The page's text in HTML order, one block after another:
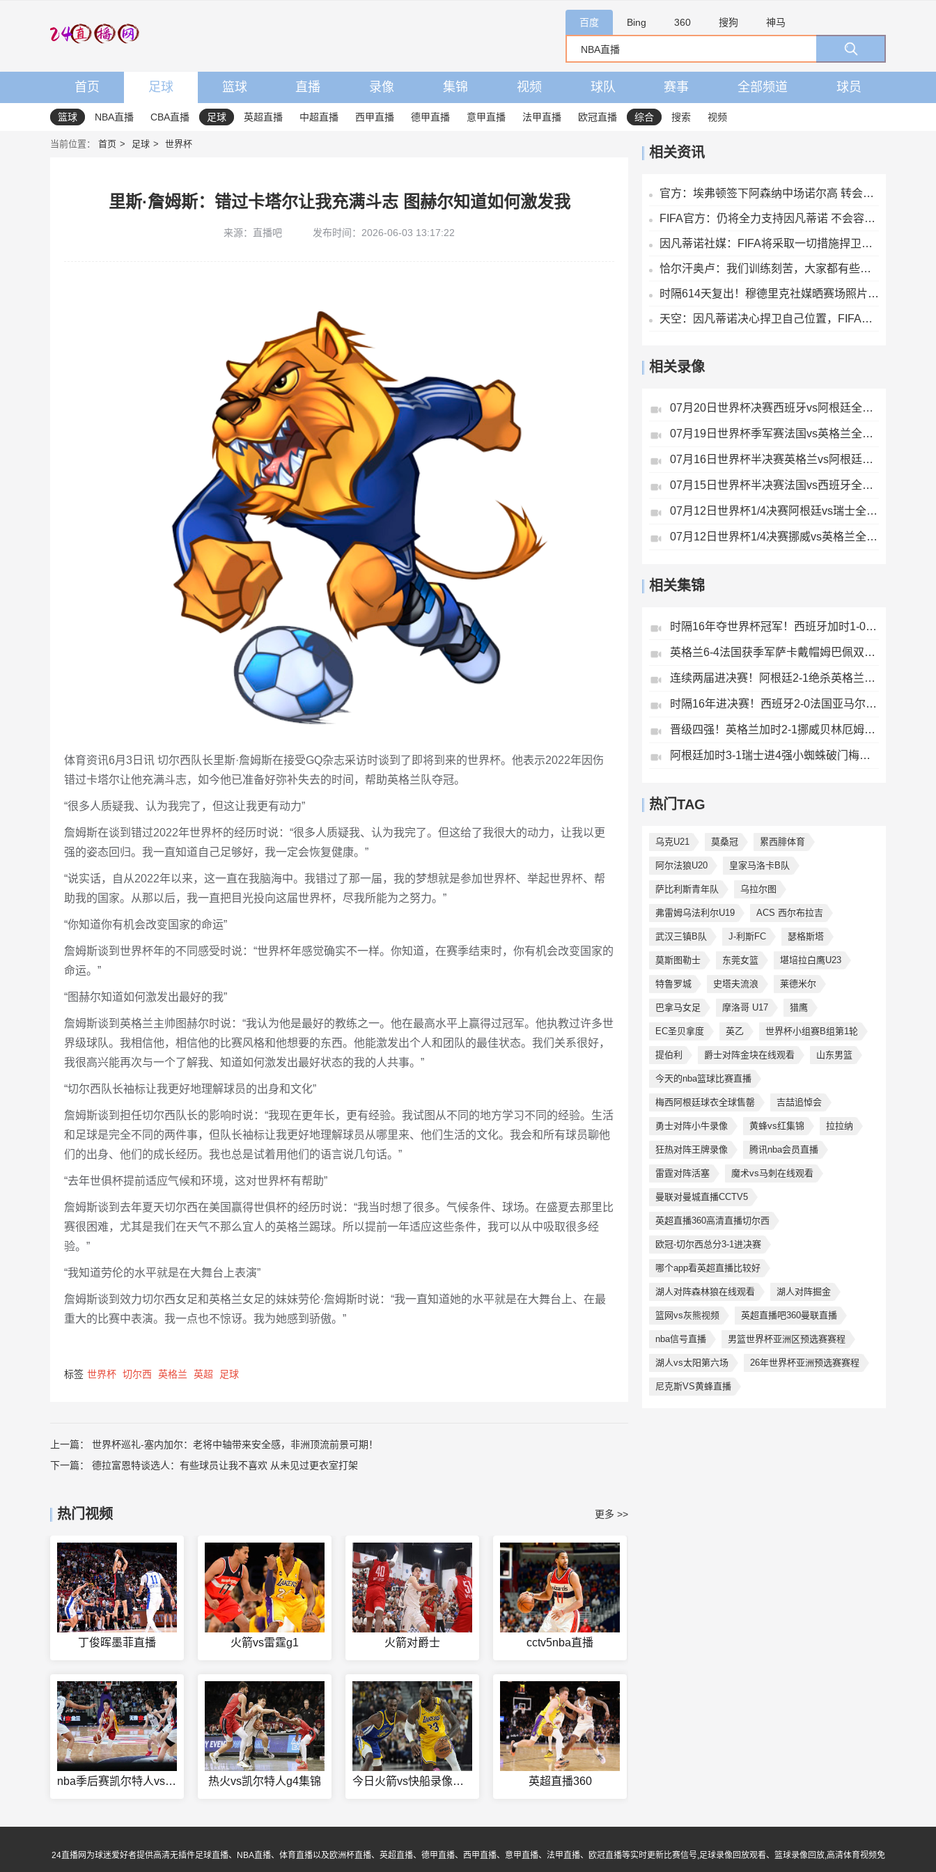
百度 Bing 360 搜狗 神马
首页 足球 篮球 直播 录像 集锦 视频 球队 赛事 全部频道 球员
篮球 NBA直播 CBA直播 足球 英超直播 中超直播 西甲直播 德甲直播 意甲直播 法甲直播 欧冠直播 综合 搜索 视频
当前位置： 首页 足球 世界杯
里斯·詹姆斯：错过卡塔尔让我充满斗志 图赫尔知道如何激发我
来源：直播吧 发布时间：2026-06-03 13:17:22
体育资讯6月3日讯 切尔西队长里斯·詹姆斯在接受GQ杂志采访时谈到了即将到来的世界杯。他表示2022年因伤
错过卡塔尔让他充满斗志，如今他已准备好弥补失去的时间，帮助英格兰队夺冠。
“很多人质疑我、认为我完了，但这让我更有动力”
詹姆斯在谈到错过2022年世界杯的经历时说：“很多人质疑我、认为我完了。但这给了我很大的动力，让我以更
强的姿态回归。我一直知道自己足够好，我一定会恢复健康。”
“说实话，自从2022年以来，这一直在我脑海中。我错过了那一届，我的梦想就是参加世界杯、举起世界杯、帮
助我的国家。从那以后，我一直把目光投向这届世界杯，尽我所能为之努力。”
“你知道你有机会改变国家的命运”
詹姆斯谈到世界杯年的不同感受时说：“世界杯年感觉确实不一样。你知道，在赛季结束时，你有机会改变国家的
命运。”
“图赫尔知道如何激发出最好的我”
詹姆斯谈到英格兰主帅图赫尔时说：“我认为他是最好的教练之一。他在最高水平上赢得过冠军。他执教过许多世
界级球队。我相信他，相信他的比赛风格和他想要的东西。他能激发出个人和团队的最佳状态。我们关系很好，
我很高兴能再次与一个了解我、知道如何激发出最好状态的我的人共事。”
“切尔西队长袖标让我更好地理解球员的出身和文化”
詹姆斯谈到担任切尔西队长的影响时说：“我现在更年长，更有经验。我试图从不同的地方学习不同的经验。生活
和足球是完全不同的两件事，但队长袖标让我更好地理解球员从哪里来、他们生活的文化。我会和所有球员聊他
们的出身、他们的成长经历。我也总是试着用他们的语言说几句话。”
“去年世俱杯提前适应气候和环境，这对世界杯有帮助”
詹姆斯谈到去年夏天切尔西在美国赢得世俱杯的经历时说：“我当时想了很多。气候条件、球场。在盛夏去那里比
赛很困难，尤其是我们在天气不那么宜人的英格兰踢球。所以提前一年适应这些条件，我可以从中吸取很多经
验。”
“我知道劳伦的水平就是在大舞台上表演”
詹姆斯谈到效力切尔西女足和英格兰女足的妹妹劳伦·詹姆斯时说：“我一直知道她的水平就是在大舞台上、在最
重大的比赛中表演。我一点也不惊讶。我为她感到骄傲。”
标签 世界杯 切尔西 英格兰 英超 足球
上一篇： 世界杯巡礼-塞内加尔：老将中轴带来安全感，非洲顶流前景可期！
下一篇： 德拉富恩特谈选人：有些球员让我不喜欢 从未见过更衣室打架
热门视频 更多 >>
丁俊晖墨菲直播 火箭vs雷霆g1 火箭对爵士 cctv5nba直播
nba季后赛凯尔特人vs热火总比分 热火vs凯尔特人g4集锦 今日火箭vs快船录像回放 英超直播360
相关资讯
官方：埃弗顿签下阿森纳中场诺尔高 转会费700万镑签约2年
FIFA官方：仍将全力支持因凡蒂诺 不会容忍外界对FIFA诚信的攻击
因凡蒂诺社媒：FIFA将采取一切措施捍卫声誉，继续支持足球的发展
恰尔汗奥卢：我们训练刻苦，大家都有些疲惫但储备体能至关重要
时隔614天复出！穆德里克社媒晒赛场照片：好久不见
天空：因凡蒂诺决心捍卫自己位置，FIFA委员会公开致信表达支持
相关录像
07月20日世界杯决赛西班牙vs阿根廷全场录像
07月19日世界杯季军赛法国vs英格兰全场录像
07月16日世界杯半决赛英格兰vs阿根廷全场录像
07月15日世界杯半决赛法国vs西班牙全场录像
07月12日世界杯1/4决赛阿根廷vs瑞士全场录像
07月12日世界杯1/4决赛挪威vs英格兰全场录像
相关集锦
时隔16年夺世界杯冠军！西班牙加时1-0阿根廷费兰制胜恩佐染红
英格兰6-4法国获季军萨卡戴帽姆巴佩双响创纪录奥利塞2助+失良机
连续两届进决赛！阿根廷2-1绝杀英格兰劳塔罗恩佐破门梅西两助攻
时隔16年进决赛！西班牙2-0法国亚马尔造点奥亚萨瓦尔、波罗破门
晋级四强！英格兰加时2-1挪威贝林厄姆连场双响谢尔德鲁普破门
阿根廷加时3-1瑞士进4强小蜘蛛破门梅西助攻麦卡恩博洛假摔染红
热门TAG
乌克U21 莫桑冠 累西腓体育
阿尔法狼U20 皇家马洛卡B队
萨比利斯青年队 乌拉尔图
弗雷姆乌法利尔U19 ACS 西尔布拉吉
武汉三镇B队 J-利斯FC 瑟格斯塔
莫斯图勒士 东莞女篮 堪培拉白鹰U23
特鲁罗城 史塔夫流浪 莱德米尔
巴拿马女足 摩洛哥 U17 猎鹰
EC圣贝拿度 英乙 世界杯小组赛B组第1轮
提伯利 爵士对阵金块在线观看 山东男篮
今天的nba篮球比赛直播
梅西阿根廷球衣全球售罄 吉喆追悼会
勇士对阵小牛录像 黄蜂vs红集锦 拉拉纳
狂热对阵王牌录像 腾讯nba会员直播
雷霆对阵活塞 魔术vs马刺在线观看
曼联对曼城直播CCTV5
英超直播360高清直播切尔西
欧冠-切尔西总分3-1进决赛
哪个app看英超直播比较好
湖人对阵森林狼在线观看 湖人对阵掘金
篮网vs灰熊视频 英超直播吧360曼联直播
nba信号直播 男篮世界杯亚洲区预选赛赛程
湖人vs太阳第六场 26年世界杯亚洲预选赛赛程
尼克斯VS黄蜂直播
24直播网为球迷爱好者提供高清无插件足球直播、NBA直播、体育直播以及欧洲杯直播、英超直播、德甲直播、西甲直播、意甲直播、法甲直播、欧冠直播等实时更新比赛信号,足球录像回放观看、篮球录像回放,高清体育视频免